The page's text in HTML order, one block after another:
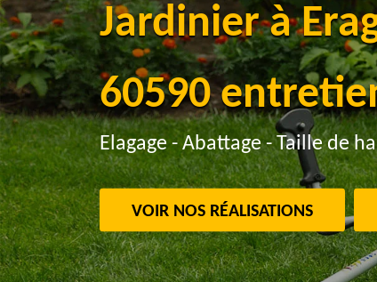
Jardinier à
60590
Elagage - Abattage - Taille de
VOIR NOS RÉALISATIONS